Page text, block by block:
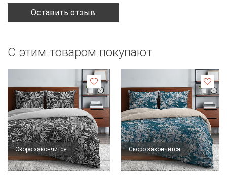
Оставить отзыв
С этим товаром покупают
Скоро закончится Скоро закончится